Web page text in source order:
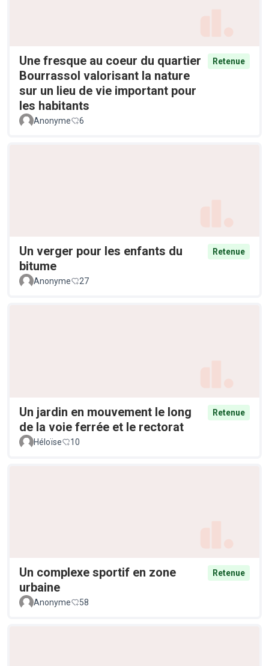
Une fresque au coeur du quartier
Bourrassol valorisant la nature
sur un lieu de vie important pour
les habitants
Retenue
Anonyme 6
Un verger pour les enfants du
bitume
Retenue
Anonyme 27
Un jardin en mouvement le long
de la voie ferrée et le rectorat
Retenue
Héloïse 10
Un complexe sportif en zone
urbaine
Retenue
Anonyme 58